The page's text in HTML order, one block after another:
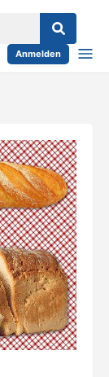
Anmelden